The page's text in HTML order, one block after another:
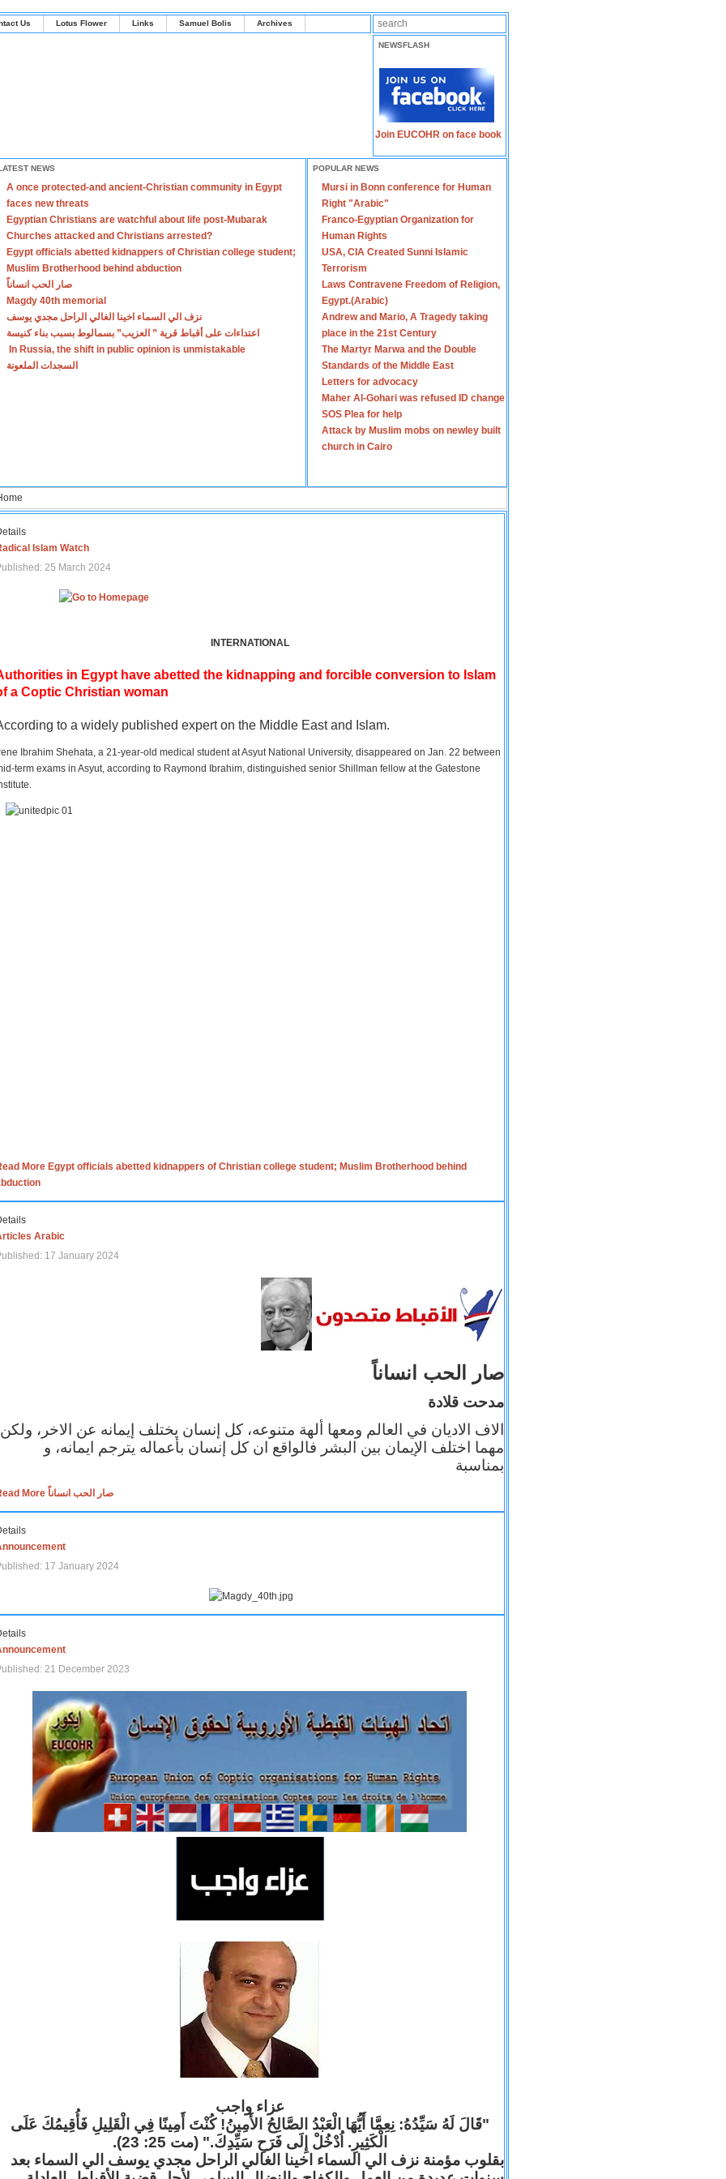
Us Lotus Flower Links Samuel Bolis Archives
NEWSFLASH
Join EUCOHR on face book
NEWS
A once protected-and ancient-Christian community in Egypt
faces new threats
Egyptian Christians are watchful about life post-Mubarak
Churches attacked and Christians arrested?
Egypt officials abetted kidnappers of Christian college student;
Muslim Brotherhood behind abduction
صار الحب انساناً
Magdy 40th memorial
نزف الي السماء اخينا الغالي الراحل مجدي يوسف
اعتداءات على أقباط قرية ” العزيب” بسمالوط بسبب بناء كنيسة
In Russia, the shift in public opinion is unmistakable
السجدات الملعونة
POPULAR NEWS
Mursi in Bonn conference for Human
Right "Arabic"
Franco-Egyptian Organization for
Human Rights
USA, CIA Created Sunni Islamic
Terrorism
Laws Contravene Freedom of Religion,
Egypt.(Arabic)
Andrew and Mario, A Tragedy taking
place in the 21st Century
The Martyr Marwa and the Double
Standards of the Middle East
Letters for advocacy
Maher Al-Gohari was refused ID change
SOS Plea for help
Attack by Muslim mobs on newley built
church in Cairo
Islam Watch
25 March 2024
INTERNATIONAL
in Egypt have abetted the kidnapping and forcible conversion to Islam
a Coptic Christian woman
to a widely published expert on the Middle East and Islam.
Ibrahim Shehata, a 21-year-old medical student at Asyut National University, disappeared on Jan. 22 between
term exams in Asyut, according to Raymond Ibrahim, distinguished senior Shillman fellow at the Gatestone
More Egypt officials abetted kidnappers of Christian college student; Muslim Brotherhood behind
Arabic
17 January 2024
صار الحب انساناً
مدحت قلادة
الاف الاديان في العالم ومعها ألهة متنوعه، كل إنسان يختلف إيمانه عن الاخر، ولكن
مهما اختلف الإيمان بين البشر فالواقع ان كل إنسان بأعماله يترجم ايمانه، و
بمناسبة
Read More صار الحب انساناً
17 January 2024
21 December 2023
عزاء واجب
"قَالَ لَهُ سَيِّدُهُ: نِعِمَّا أَيُّهَا الْعَبْدُ الصَّالِحُ الأَمِينُ! كُنْتَ أَمِينًا فِي الْقَلِيلِ فَأُقِيمُكَ عَلَى
الْكَثِيرِ. اُدْخُلْ إِلَى فَرَحِ سَيِّدِكَ." (مت 25: 23).
بقلوب مؤمنة نزف الي السماء اخينا الغالي الراحل مجدي يوسف الي السماء بعد